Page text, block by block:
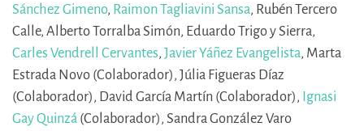
Sánchez Gimeno, Raimon Tagliavini Sansa, Rubén Tercero
Calle, Alberto Torralba Simón, Eduardo Trigo y Sierra,
Carles Vendrell Cervantes, Javier Yáñez Evangelista, Marta
Estrada Novo (Colaborador), Júlia Figueras Díaz
(Colaborador), David García Martín (Colaborador), Ignasi
Gay Quinzá (Colaborador), Sandra González Varo